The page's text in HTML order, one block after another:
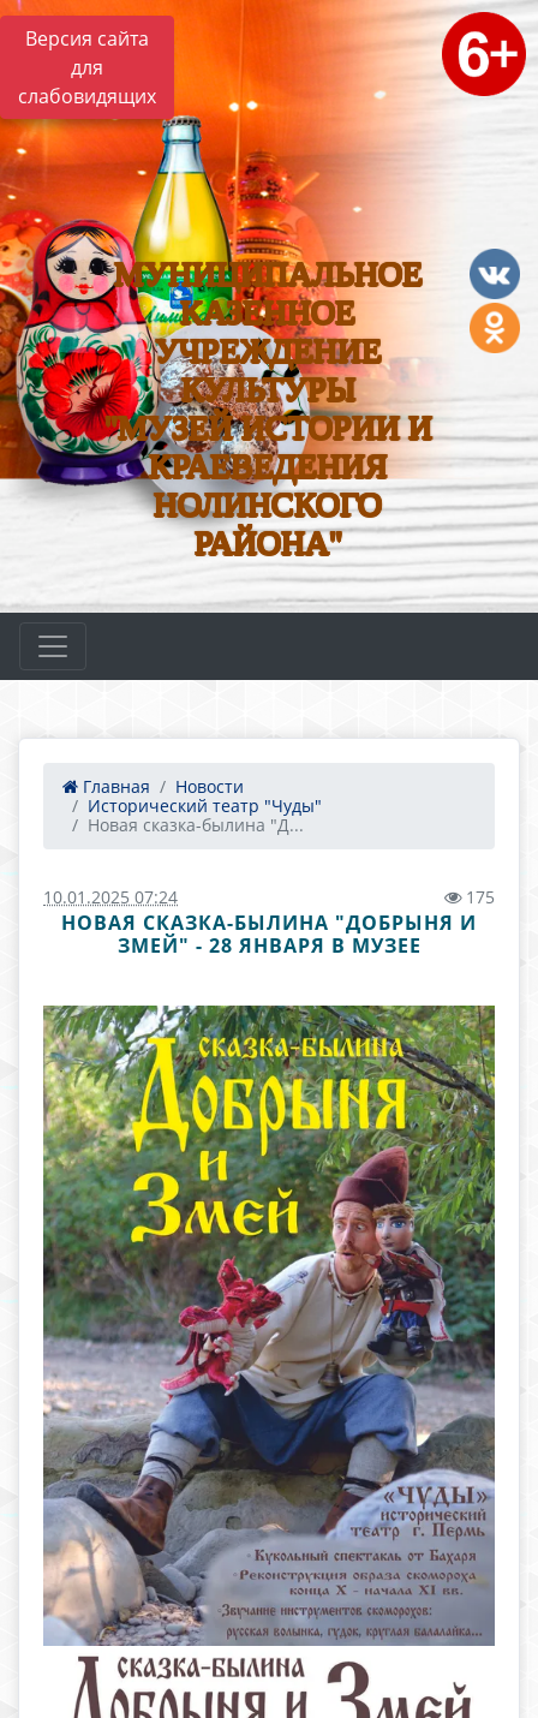
Версия сайта
для
слабовидящих
МУНИЦИПАЛЬНОЕ
КАЗЕННОЕ
УЧРЕЖДЕНИЕ
КУЛЬТУРЫ
"МУЗЕЙ ИСТОРИИ И
КРАЕВЕДЕНИЯ
НОЛИНСКОГО
РАЙОНА"
Главная
Новости
Исторический театр "Чуды"
Новая сказка-былина "Д...
10.01.2025 07:24 175
НОВАЯ СКАЗКА-БЫЛИНА "ДОБРЫНЯ И
ЗМЕЙ" - 28 ЯНВАРЯ В МУЗЕЕ